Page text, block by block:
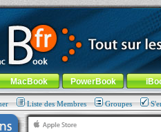
nomade !
menu général-Aller au menu de
MacBook PowerBook
Liste des Membres Groupes